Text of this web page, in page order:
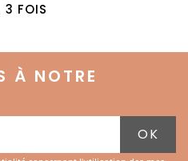
3 FOIS
À NOTRE